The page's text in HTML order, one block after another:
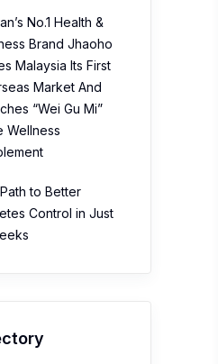
No.1 Health &
Brand Jhaoho
Malaysia Its First
Market And
“Wei Gu Mi”
Wellness
to Better
Control in Just